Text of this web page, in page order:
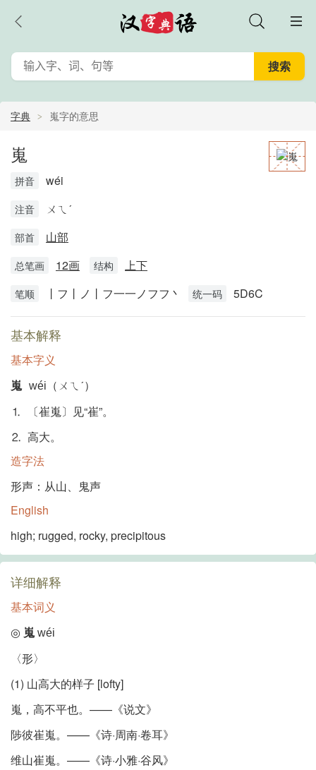
字典 嵬字的意思
嵬
拼音 wéi
注音 ㄨㄟˊ
部首 山部
总笔画 12画 结构 上下
笔顺 丨フ丨ノ丨フ一一ノフフ丶 统一码 5D6C
基本解释
基本字义
嵬 wéi（ㄨㄟˊ）
⒈ 〔崔嵬〕见“崔”。
⒉ 高大。
造字法
形声：从山、鬼声
English
high; rugged, rocky, precipitous
详细解释
基本词义
◎ 嵬 wéi
〈形〉
(1) 山高大的样子 [lofty]
嵬，高不平也。——《说文》
陟彼崔嵬。——《诗·周南·卷耳》
维山崔嵬。——《诗·小雅·谷风》